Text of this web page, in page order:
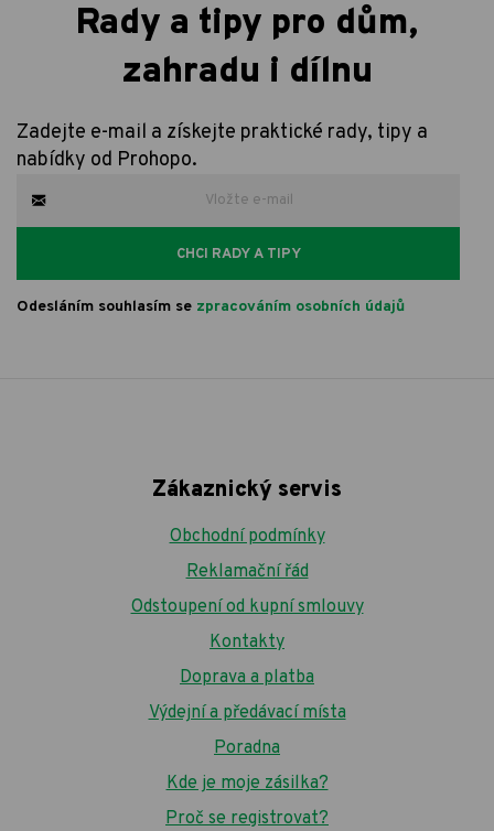
Rady a tipy pro dům,
zahradu i dílnu
Zadejte e-mail a získejte praktické rady, tipy a
nabídky od Prohopo.
CHCI RADY A TIPY
Odesláním souhlasím se zpracováním osobních údajů
Zákaznický servis
Obchodní podmínky
Reklamační řád
Odstoupení od kupní smlouvy
Kontakty
Doprava a platba
Výdejní a předávací místa
Poradna
Kde je moje zásilka?
Proč se registrovat?